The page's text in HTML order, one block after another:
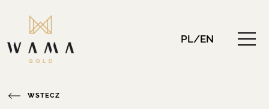
PL/EN
WSTECZ